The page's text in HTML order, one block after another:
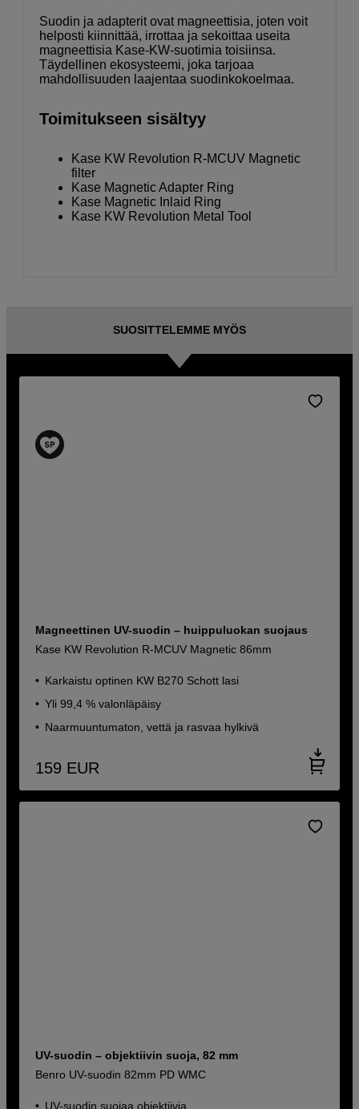
Suodin ja adapterit ovat magneettisia, joten voit
helposti kiinnittää, irrottaa ja sekoittaa useita
magneettisia Kase-KW-suotimia toisiinsa.
Täydellinen ekosysteemi, joka tarjoaa
mahdollisuuden laajentaa suodinkokoelmaa.
Toimitukseen sisältyy
Kase KW Revolution R-MCUV Magnetic
filter
Kase Magnetic Adapter Ring
Kase Magnetic Inlaid Ring
Kase KW Revolution Metal Tool
SUOSITTELEMME MYÖS
Magneettinen UV-suodin – huippuluokan suojaus
Kase KW Revolution R-MCUV Magnetic 86mm
Karkaistu optinen KW B270 Schott lasi
Yli 99,4 % valonläpäisy
Naarmuuntumaton, vettä ja rasvaa hylkivä
159 EUR
UV-suodin – objektiivin suoja, 82 mm
Benro UV-suodin 82mm PD WMC
UV-suodin suojaa objektiivia